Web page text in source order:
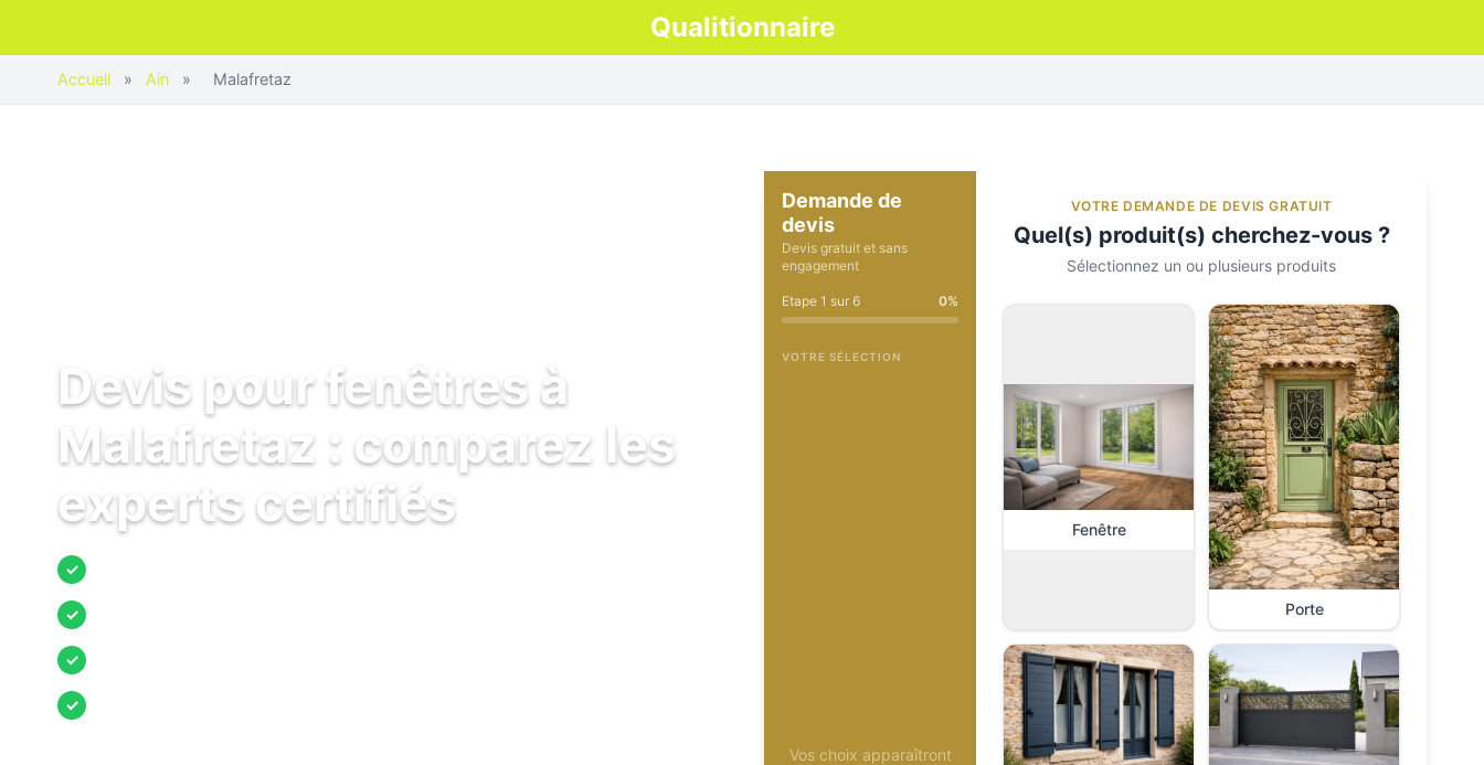
Qualitionnaire
Accueil » Ain » Malafretaz
Devis pour fenêtres à
Malafretaz : comparez les
experts certifiés
✓
✓
✓
✓
Demande de
devis
Devis gratuit et sans
engagement
Etape 1 sur 6 0%
VOTRE SÉLECTION
Vos choix apparaîtront
VOTRE DEMANDE DE DEVIS GRATUIT
Quel(s) produit(s) cherchez-vous ?
Sélectionnez un ou plusieurs produits
Fenêtre
Porte